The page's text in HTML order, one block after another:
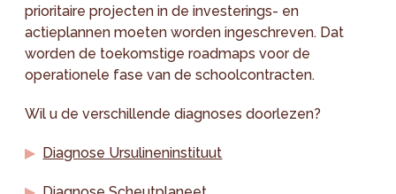
prioritaire projecten in de investerings- en
actieplannen moeten worden ingeschreven. Dat
worden de toekomstige roadmaps voor de
operationele fase van de schoolcontracten.
Wil u de verschillende diagnoses doorlezen?
Diagnose Ursulineninstituut